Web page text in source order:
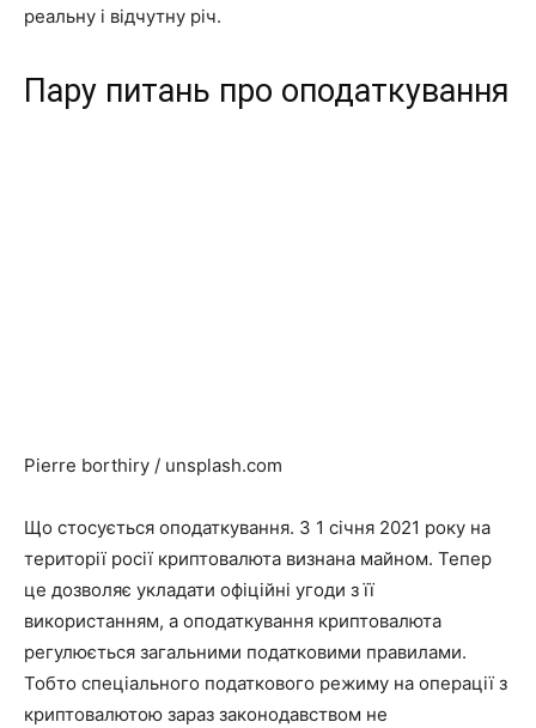
реальну і відчутну річ.
Пару питань про оподаткування
Pierre borthiry / unsplash.com
Що стосується оподаткування. З 1 січня 2021 року на
території росії криптовалюта визнана майном. Тепер
це дозволяє укладати офіційні угоди з її
використанням, а оподаткування криптовалюта
регулюється загальними податковими правилами.
Тобто спеціального податкового режиму на операції з
криптовалютою зараз законодавством не